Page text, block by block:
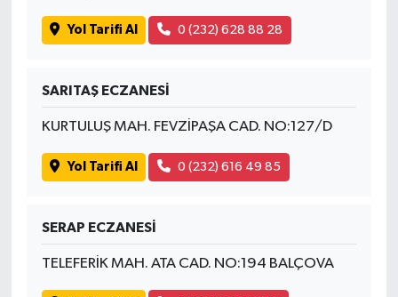
Yol Tarifi Al 0 (232) 628 88 28
SARITAŞ ECZANESİ
KURTULUŞ MAH. FEVZİPAŞA CAD. NO:127/D
Yol Tarifi Al 0 (232) 616 49 85
SERAP ECZANESİ
TELEFERİK MAH. ATA CAD. NO:194 BALÇOVA